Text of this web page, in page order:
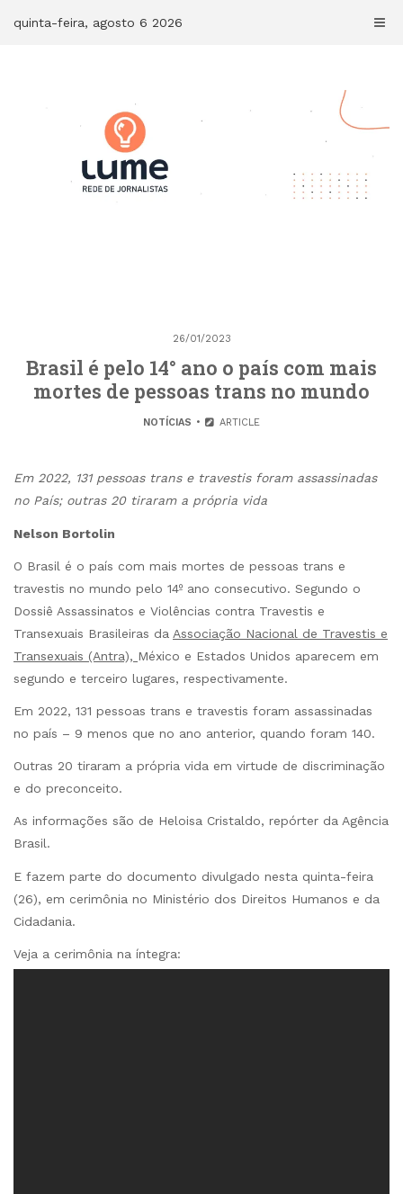
quinta-feira, agosto 6 2026
26/01/2023
Brasil é pelo 14° ano o país com mais
mortes de pessoas trans no mundo
NOTÍCIAS ARTICLE
Em 2022, 131 pessoas trans e travestis foram assassinadas
no País; outras 20 tiraram a própria vida
Nelson Bortolin
O Brasil é o país com mais mortes de pessoas trans e
travestis no mundo pelo 14º ano consecutivo. Segundo o
Dossiê Assassinatos e Violências contra Travestis e
Transexuais Brasileiras da Associação Nacional de Travestis e
Transexuais (Antra), México e Estados Unidos aparecem em
segundo e terceiro lugares, respectivamente.
Em 2022, 131 pessoas trans e travestis foram assassinadas
no país – 9 menos que no ano anterior, quando foram 140.
Outras 20 tiraram a própria vida em virtude de discriminação
e do preconceito.
As informações são de Heloisa Cristaldo, repórter da Agência
Brasil.
E fazem parte do documento divulgado nesta quinta-feira
(26), em cerimônia no Ministério dos Direitos Humanos e da
Cidadania.
Veja a cerimônia na íntegra: